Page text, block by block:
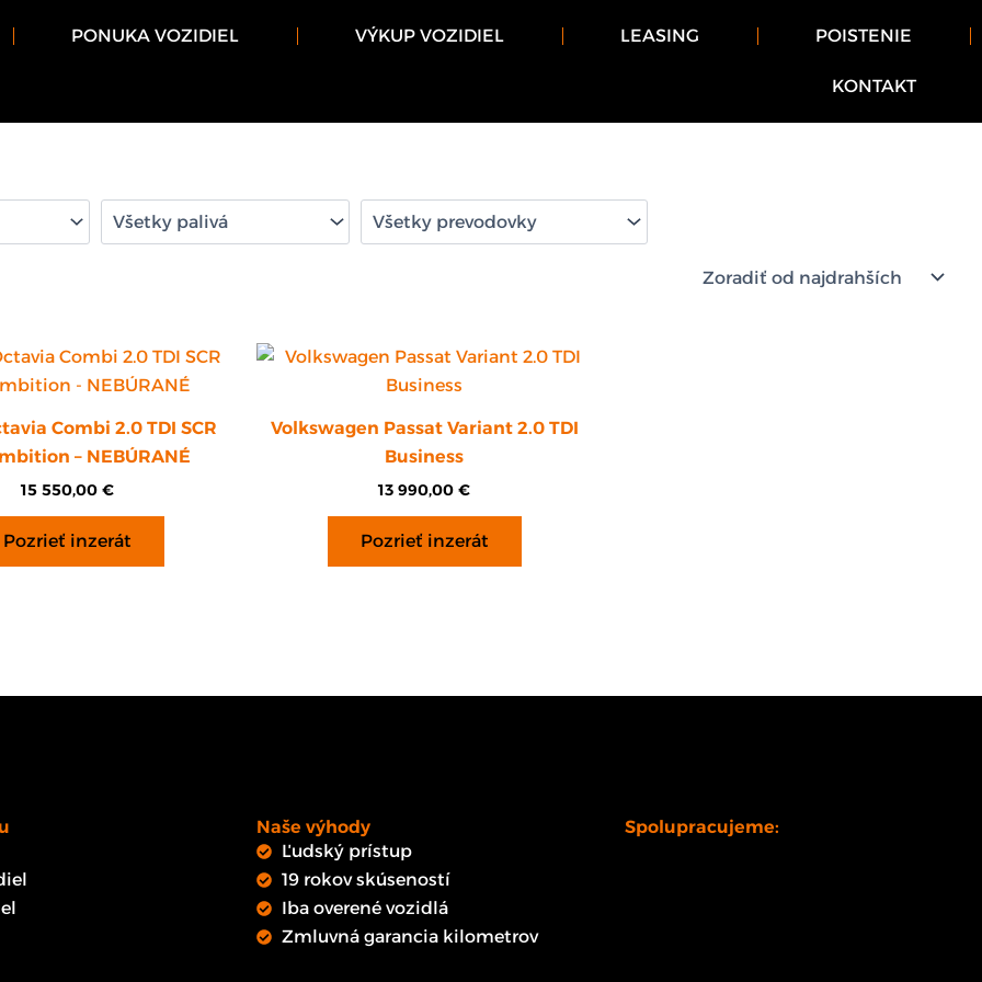
PONUKA VOZIDIEL VÝKUP VOZIDIEL LEASING POISTENIE
KONTAKT
Combi 2.0 TDI SCR
– NEBÚRANÉ
15 550,00 €
Pozrieť inzerát
Volkswagen Passat Variant 2.0 TDI
Business
13 990,00 €
Pozrieť inzerát
Naše výhody
Ľudský prístup
19 rokov skúseností
Iba overené vozidlá
Zmluvná garancia kilometrov
Spolupracujeme: